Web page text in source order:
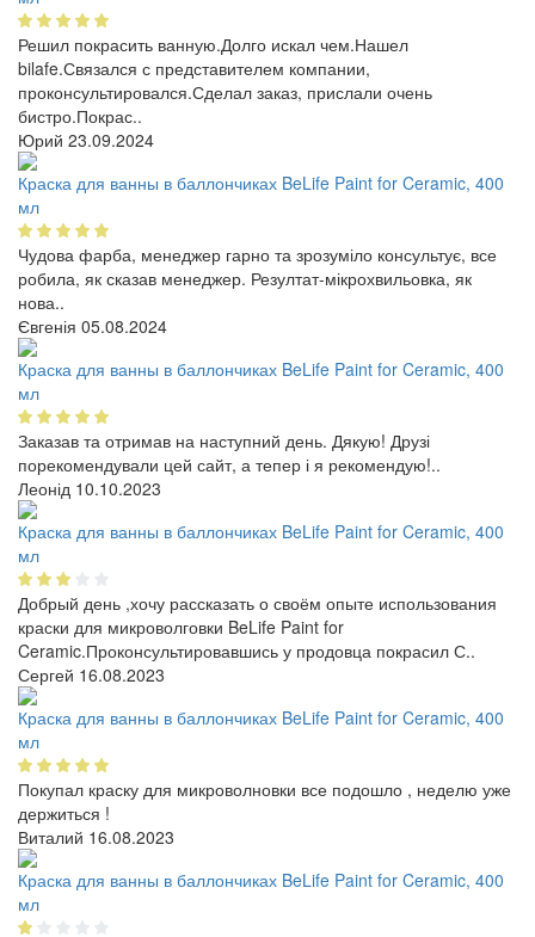
Решил покрасить ванную.Долго искал чем.Нашел
bilafe.Связался с представителем компании,
проконсультировался.Сделал заказ, прислали очень
бистро.Покрас..
Юрий 23.09.2024
Краска для ванны в баллончиках BeLife Paint for Ceramic, 400
мл
Чудова фарба, менеджер гарно та зрозуміло консультує, все
робила, як сказав менеджер. Резултат-мікрохвильовка, як
нова..
Євгенія 05.08.2024
Краска для ванны в баллончиках BeLife Paint for Ceramic, 400
мл
Заказав та отримав на наступний день. Дякую! Друзі
порекомендували цей сайт, а тепер і я рекомендую!..
Леонід 10.10.2023
Краска для ванны в баллончиках BeLife Paint for Ceramic, 400
мл
Добрый день ,хочу рассказать о своём опыте использования
краски для микроволговки BeLife Paint for
Ceramic.Проконсультировавшись у продовца покрасил С..
Сергей 16.08.2023
Краска для ванны в баллончиках BeLife Paint for Ceramic, 400
мл
Покупал краску для микроволновки все подошло , неделю уже
держиться !
Виталий 16.08.2023
Краска для ванны в баллончиках BeLife Paint for Ceramic, 400
мл